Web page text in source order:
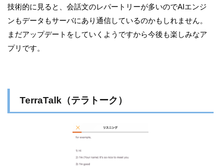
技術的に見ると、会話文のレパートリーが多いのでAIエンジ
ンもデータもサーバにあり通信しているのかもしれません。
まだアップデートをしていくようですから今後も楽しみなア
プリです。
TerraTalk（テラトーク）